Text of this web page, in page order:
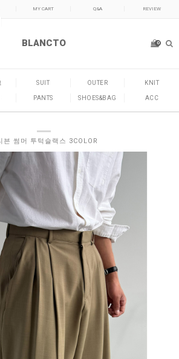
MY CART Q&A REVIEW
BLANCTO 0
SUIT OUTER KNIT
PANTS SHOES&BAG ACC
븐 썸머 투턱슬랙스 3COLOR